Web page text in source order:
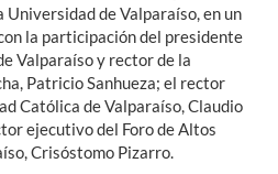
Universidad de Valparaíso, en un
la participación del presidente
Valparaíso y rector de la
Patricio Sanhueza; el rector
Católica de Valparaíso, Claudio
ejecutivo del Foro de Altos
Crisóstomo Pizarro.